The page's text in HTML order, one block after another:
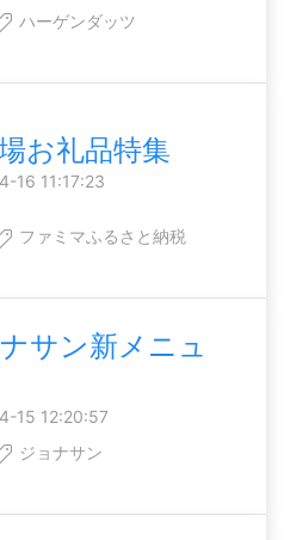
ハーゲンダッツ
お礼品特集
16 11:17:23
ファミマふるさと納税
サン新メニュ
15 12:20:57
ジョナサン